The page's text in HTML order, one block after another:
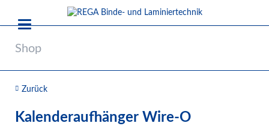
Shop
Zurück
Kalenderaufhänger Wire-O